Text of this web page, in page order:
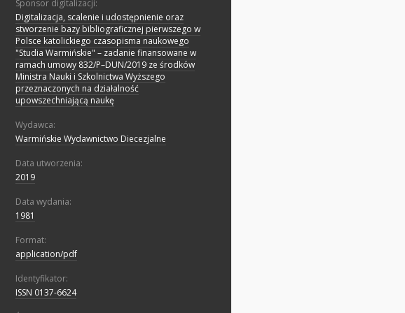
Sponsor digitalizacji:
Digitalizacja, scalenie i udostępnienie oraz
stworzenie bazy bibliograficznej pierwszego w
Polsce katolickiego czasopisma naukowego
"Studia Warmińskie" – zadanie finansowane w
ramach umowy 832/P–DUN/2019 ze środków
Ministra Nauki i Szkolnictwa Wyższego
przeznaczonych na działalność
upowszechniającą naukę
Wydawca:
Warmińskie Wydawnictwo Diecezjalne
Data utworzenia:
2019
Data wydania:
1981
Format:
application/pdf
Identyfikator:
ISSN 0137-6624